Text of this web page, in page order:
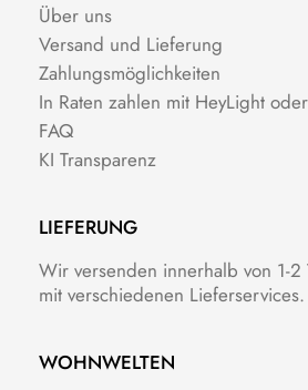
Über uns
Versand und Lieferung
Zahlungsmöglichkeiten
In Raten zahlen mit HeyLight
FAQ
KI Transparenz
LIEFERUNG
Wir versenden innerhalb von 1-2
mit verschiedenen Lieferservices.
WOHNWELTEN